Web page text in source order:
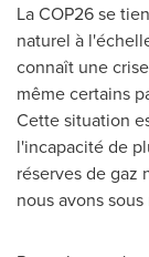
LaCOP26se
naturel à
connaît une
même certains
Cette situation
l'incapacité de
réserves de gaz
nous avons